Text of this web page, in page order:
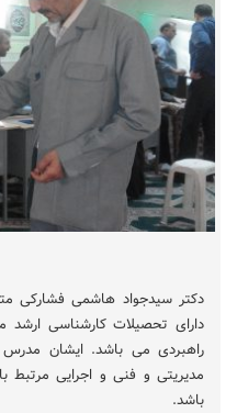
دارای تحصیلات کارشناسی
راهبردی می باشد. ایشان مدرس
مدیریتی و فنی و اجرایی
باشد.